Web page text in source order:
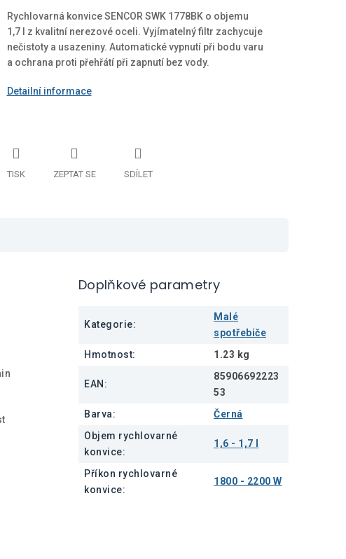
Rychlovarná konvice SENCOR SWK 1778BK o objemu
1,7 l z kvalitní nerezové oceli. Vyjímatelný filtr zachycuje
nečistoty a usazeniny. Automatické vypnutí při bodu varu
a ochrana proti přehřátí při zapnutí bez vody.
Detailní informace
TISK ZEPTAT SE SDÍLET
Doplňkové parametry
Kategorie:
Malé
spotřebiče
Hmotnost: 1.23 kg
EAN :
85906692223
53
Barva:
Černá
Objem rychlovarné
konvice:
1,6 - 1,7 l
Příkon rychlovarné
konvice:
1800 - 2200 W